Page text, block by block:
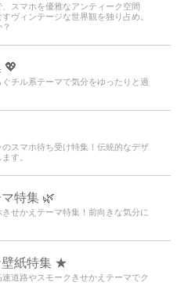
スマホを優雅なアンティーク空間
ヴィンテージな世界観を独り占め。
💖
チル系テーマで気分をゆったりと過
スマホ待ち受け特集！伝統的なデザ
す。
特集 🌿
せかえテーマ特集！前向きな気分に
紙特集 ★
道路やスモークきせかえテーマでク